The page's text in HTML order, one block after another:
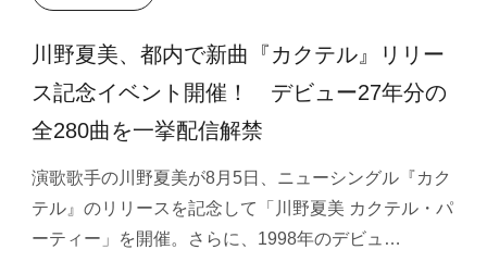
川野夏美、都内で新曲『カクテル』リリー
ス記念イベント開催！ デビュー27年分の
全280曲を一挙配信解禁
演歌歌手の川野夏美が8月5日、ニューシングル『カク
テル』のリリースを記念して「川野夏美 カクテル・パ
ーティー」を開催。さらに、1998年のデビュ…